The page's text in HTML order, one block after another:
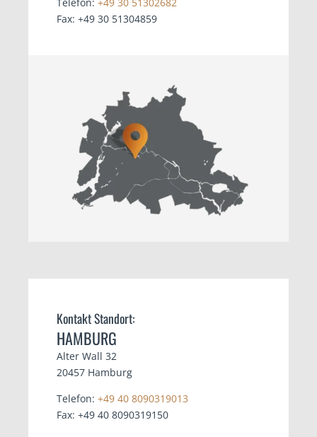
Fax: +49 30 51304859
Kontakt Standort:
HAMBURG
Alter Wall 32
20457 Hamburg
Telefon:+49 40 8090319013
Fax: +49 40 8090319150